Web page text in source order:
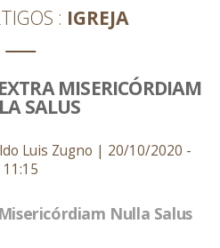
IGREJA
MISERICÓRDIAM
SALUS
Luis Zugno | 20/10/2020 -
11:15
Nulla Salus